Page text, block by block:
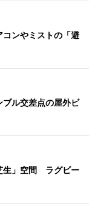
ンやミストの「避
ル交差点の屋外ビ
生」空間 ラグビー